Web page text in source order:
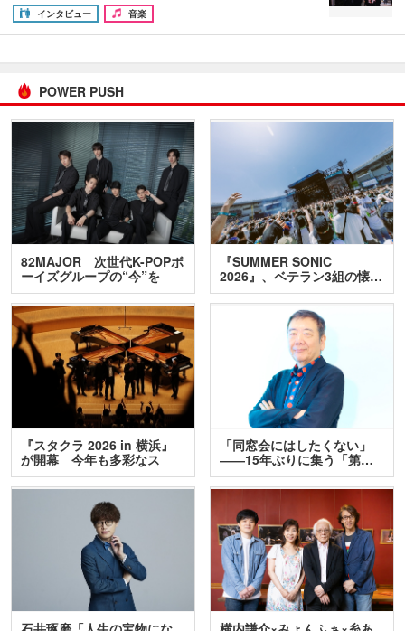
インタビュー
音楽
POWER PUSH
82MAJOR 次世代K-POPボ
ーイズグループの“今”を
訊…
『SUMMER SONIC
2026』、ベテラン3組の懐…
『スタクラ 2026 in 横浜』
が開幕 今年も多彩なス
テ…
「同窓会にはしたくない」
――15年ぶりに集う「第…